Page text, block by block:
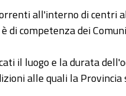
all'interno di centri
di competenza dei
il luogo e la durata
alle quali la